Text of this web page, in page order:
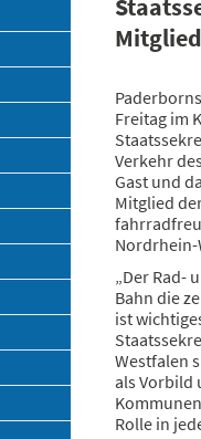
Freitag im
Verkehr
Gast und
Mitglied
Nordrhein-
„Der Rad-
Bahn die
ist
Westfalen
als Vorbild
Rolle in